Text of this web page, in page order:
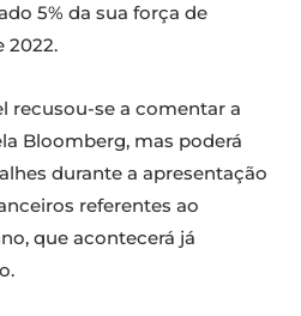
5% da sua força de
2022.
recusou-se a comentar a
Bloomberg, mas poderá
durante a apresentação
referentes ao
que acontecerá já